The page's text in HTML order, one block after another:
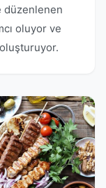
düzenlenen
oluyor ve